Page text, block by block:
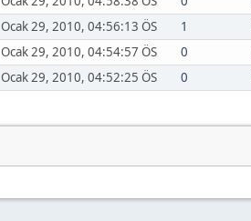
Ocak 29, 2010, 04:56:13 ÖS 1
Ocak 29, 2010, 04:54:57 ÖS 0
Ocak 29, 2010, 04:52:25 ÖS 0